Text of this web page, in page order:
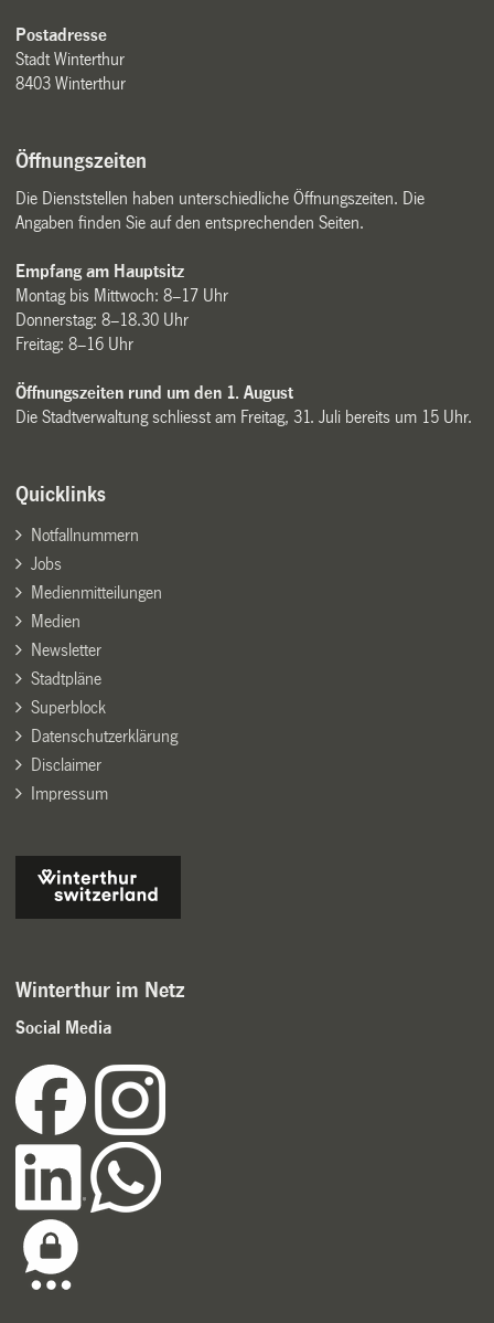
Postadresse
Stadt Winterthur
8403 Winterthur
Öffnungszeiten
Die Dienststellen haben unterschiedliche Öffnungszeiten. Die
Angaben finden Sie auf den entsprechenden Seiten.
Empfang am Hauptsitz
Montag bis Mittwoch: 8–17 Uhr
Donnerstag: 8–18.30 Uhr
Freitag: 8–16 Uhr
Öffnungszeiten rund um den 1. August
Die Stadtverwaltung schliesst am Freitag, 31. Juli bereits um 15 Uhr.
Quicklinks
Notfallnummern
Jobs
Medienmitteilungen
Medien
Newsletter
Stadtpläne
Superblock
Datenschutzerklärung
Disclaimer
Impressum
Winterthur im Netz
Social Media